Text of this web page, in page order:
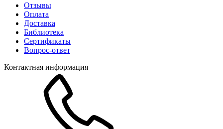
Отзывы
Оплата
Доставка
Библиотека
Сертификаты
Вопрос-ответ
Контактная информация